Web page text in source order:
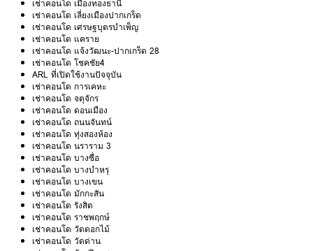
เช่าคอนโด เมืองทองธานี
เช่าคอนโด เลี่ยงเมืองปากเกร็ด
เช่าคอนโด เศรษฐบุตรบำเพ็ญ
เช่าคอนโด แคราย
เช่าคอนโด แจ้งวัฒนะ-ปากเกร็ด 28
เช่าคอนโด โชคชัย4
ARL ที่เปิดใช้งานปัจจุบัน
เช่าคอนโด การเคหะ
เช่าคอนโด จตุจักร
เช่าคอนโด ดอนเมือง
เช่าคอนโด ถนนจันทน์
เช่าคอนโด ทุ่งสองห้อง
เช่าคอนโด นราราม 3
เช่าคอนโด บางซื่อ
เช่าคอนโด บางบำหรุ
เช่าคอนโด บางเขน
เช่าคอนโด มักกะสัน
เช่าคอนโด รังสิต
เช่าคอนโด ราชพฤกษ์
เช่าคอนโด วัดดอกไม้
เช่าคอนโด วัดด่าน